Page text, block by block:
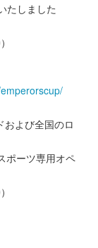
たしました
および全国のロ
ポーツ専用オペ